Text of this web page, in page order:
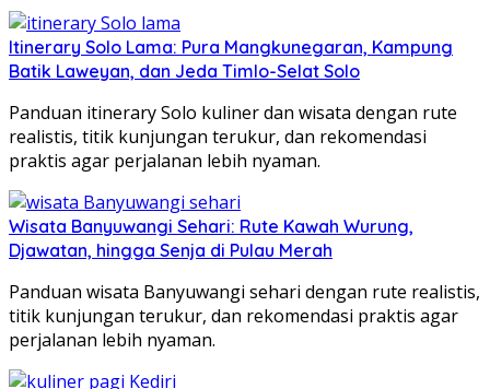
Itinerary Solo Lama: Pura Mangkunegaran, Kampung
Batik Laweyan, dan Jeda Timlo-Selat Solo
Panduan itinerary Solo kuliner dan wisata dengan rute
realistis, titik kunjungan terukur, dan rekomendasi
praktis agar perjalanan lebih nyaman.
Wisata Banyuwangi Sehari: Rute Kawah Wurung,
Djawatan, hingga Senja di Pulau Merah
Panduan wisata Banyuwangi sehari dengan rute realistis,
titik kunjungan terukur, dan rekomendasi praktis agar
perjalanan lebih nyaman.